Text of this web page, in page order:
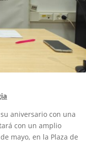
aniversario con una
con un amplio
mayo, en la Plaza de